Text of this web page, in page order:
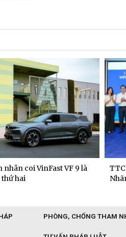
nhân coi VinFast VF 9 là
thứ hai
PHÒNG, CHỐNG THAM